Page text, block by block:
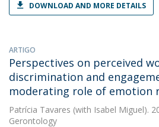
DOWNLOAD AND MORE DETAILS
ARTIGO
Perspectives on perceived
discrimination and
moderating role of emotion
Patrícia Tavares (with Isabel Miguel).
Gerontology